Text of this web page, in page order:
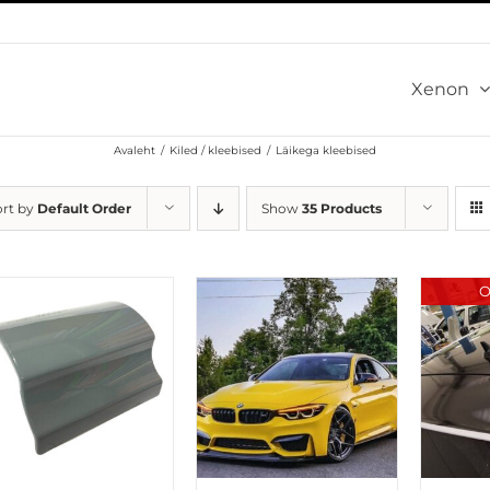
Xenon
Avaleht / Kiled / kleebised / Läikega kleebised
by Default Order Show 35 Products